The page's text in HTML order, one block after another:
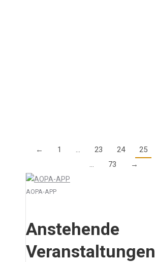
← 1 … 23 24 25
…
73 →
AOPA-APP
Anstehende
Veranstaltungen